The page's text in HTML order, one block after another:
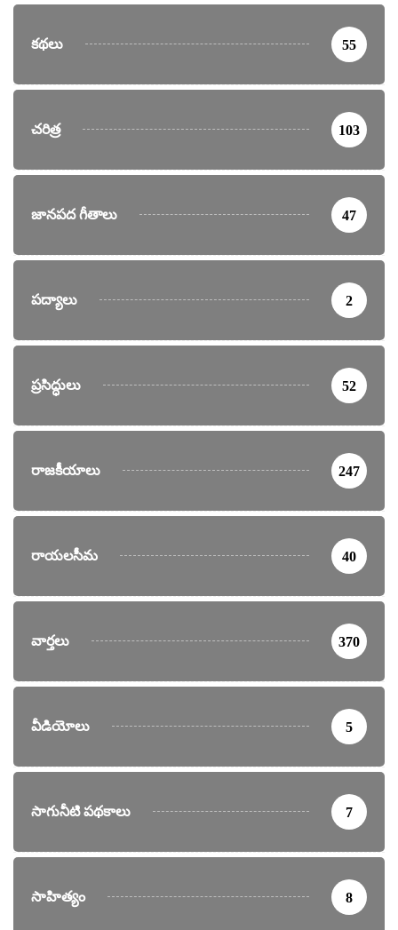
కథలు 55
చరిత్ర 103
జానపద గీతాలు 47
పద్యాలు 2
ప్రసిద్ధులు 52
రాజకీయాలు 247
రాయలసీమ 40
వార్తలు 370
వీడియోలు 5
సాగునీటి పథకాలు 7
సాహిత్యం 8